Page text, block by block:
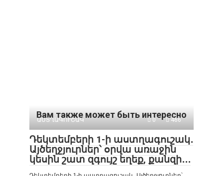
Вам также может быть интересно
ԱՍՏՂԱԳՈՒՇԱԿ 0 466
Դեկտեմբերի 1-ի աստղագուշակ․
Այծեղջյուրներ՝ օրվա առաջին
կեսին շատ զգույշ եղեք, քանզի․․․